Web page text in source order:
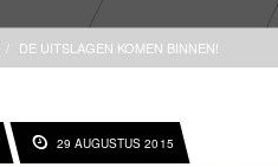
DE UITSLAGEN KOMEN BINNEN!
29 AUGUSTUS 2015